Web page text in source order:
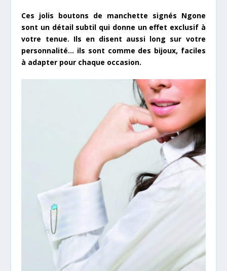
Ces jolis boutons de manchette signés Ngone
sont un détail subtil qui donne un effet exclusif à
votre tenue. Ils en disent aussi long sur votre
personnalité… ils sont comme des bijoux, faciles
à adapter pour chaque occasion.